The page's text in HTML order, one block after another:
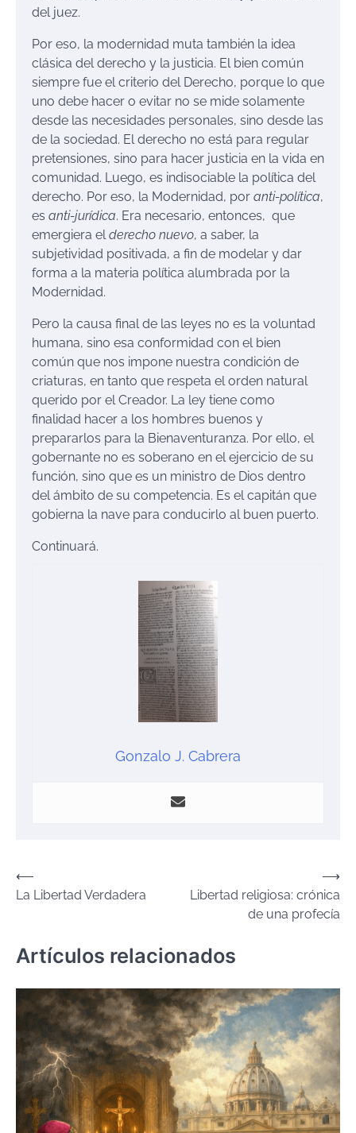
del juez.
Por eso, la modernidad muta también la idea
clásica del derecho y la justicia. El bien común
siempre fue el criterio del Derecho, porque lo que
uno debe hacer o evitar no se mide solamente
desde las necesidades personales, sino desde las
de la sociedad. El derecho no está para regular
pretensiones, sino para hacer justicia en la vida en
comunidad. Luego, es indisociable la política del
derecho. Por eso, la Modernidad, por anti-política,
es anti-jurídica. Era necesario, entonces, que
emergiera elderecho nuevo, a saber, la
subjetividad positivada, a fin de modelar y dar
forma a la materia política alumbrada por la
Modernidad.
Pero la causa final de las leyes no es la voluntad
humana, sino esa conformidad con el bien
común que nos impone nuestra condición de
criaturas, en tanto que respeta el orden natural
querido por el Creador. La ley tiene como
finalidad hacer a los hombres buenos y
prepararlos para la Bienaventuranza. Por ello, el
gobernante no es soberano en el ejercicio de su
función, sino que es un ministro de Dios dentro
del ámbito de su competencia. Es el capitán que
gobierna la nave para conducirlo al buen puerto.
Continuará.
Gonzalo J. Cabrera
Navegación
de
⟵
La Libertad Verdadera
Libertad religiosa: crónica
de una profecía
⟶
Artículos relacionados